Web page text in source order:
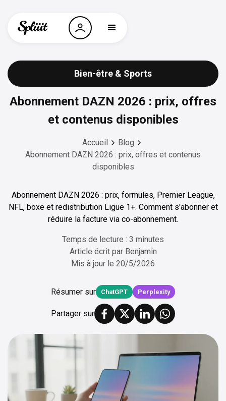
Bien-être & Sports
Abonnement DAZN 2026 : prix, offres
et contenus disponibles
Accueil
Blog
Abonnement DAZN 2026 : prix, offres et contenus
disponibles
Abonnement DAZN 2026 : prix, formules, Premier League,
NFL, boxe et redistribution Ligue 1+. Comment s'abonner et
réduire la facture via co-abonnement.
Temps de lecture : 3 minutes
Article écrit par Benjamin
Mis à jour le 20/5/2026
Résumer sur ChatGPT Perplexity
Partager sur